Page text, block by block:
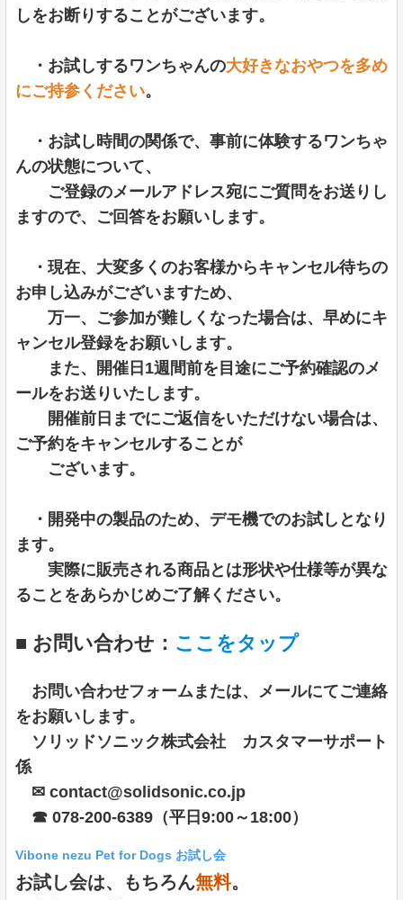
しをお断りすることがございます。
・お試しするワンちゃんの大好きなおやつを多め
にご持参ください。
・お試し時間の関係で、事前に体験するワンちゃ
んの状態について、
ご登録のメールアドレス宛にご質問をお送りし
ますので、ご回答をお願いします。
・現在、大変多くのお客様からキャンセル待ちの
お申し込みがございますため、
万一、ご参加が難しくなった場合は、早めにキ
ャンセル登録をお願いします。
また、開催日1週間前を目途にご予約確認のメ
ールをお送りいたします。
開催前日までにご返信をいただけない場合は、
ご予約をキャンセルすることが
ございます。
・開発中の製品のため、デモ機でのお試しとなり
ます。
実際に販売される商品とは形状や仕様等が異な
ることをあらかじめご了解ください。
■ お問い合わせ： ここをタップ
お問い合わせフォームまたは、メールにてご連絡
をお願いします。
ソリッドソニック株式会社 カスタマーサポート
係
✉ contact@solidsonic.co.jp
☎ 078-200-6389（平日9:00～18:00）
Vibone nezu Pet for Dogs お試し会
お試し会は、もちろん無料。